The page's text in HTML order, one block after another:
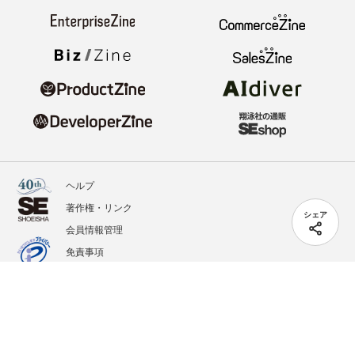
シェア
ヘルプ
著作権・リンク
会員情報管理
免責事項